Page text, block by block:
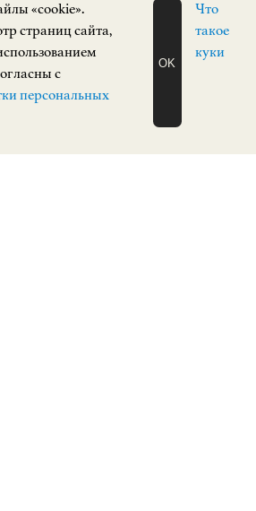
искусство»
ИСКУССТВО
3
ЗАПИСАТЬСЯ
ЭКСКУРСИЮ
«cookie».
страниц сайта,
с
персональных
OK
Что
такое
куки